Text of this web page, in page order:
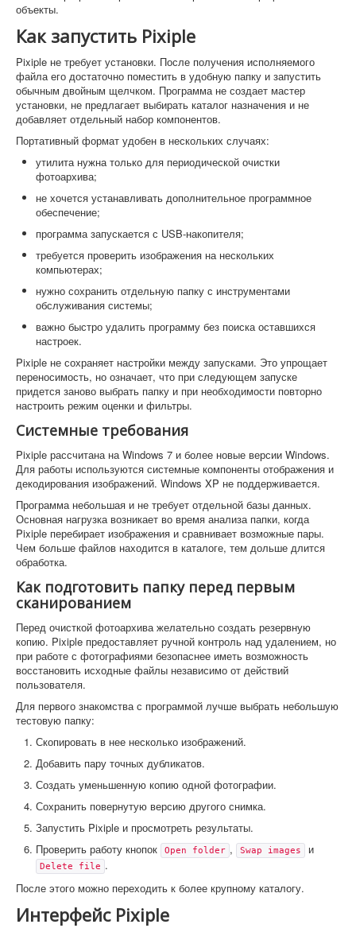
объекты.
Как запустить Pixiple
Pixiple не требует установки. После получения исполняемого
файла его достаточно поместить в удобную папку и запустить
обычным двойным щелчком. Программа не создает мастер
установки, не предлагает выбирать каталог назначения и не
добавляет отдельный набор компонентов.
Портативный формат удобен в нескольких случаях:
утилита нужна только для периодической очистки
фотоархива;
не хочется устанавливать дополнительное программное
обеспечение;
программа запускается с USB-накопителя;
требуется проверить изображения на нескольких
компьютерах;
нужно сохранить отдельную папку с инструментами
обслуживания системы;
важно быстро удалить программу без поиска оставшихся
настроек.
Pixiple не сохраняет настройки между запусками. Это упрощает
переносимость, но означает, что при следующем запуске
придется заново выбрать папку и при необходимости повторно
настроить режим оценки и фильтры.
Системные требования
Pixiple рассчитана на Windows 7 и более новые версии Windows.
Для работы используются системные компоненты отображения и
декодирования изображений. Windows XP не поддерживается.
Программа небольшая и не требует отдельной базы данных.
Основная нагрузка возникает во время анализа папки, когда
Pixiple перебирает изображения и сравнивает возможные пары.
Чем больше файлов находится в каталоге, тем дольше длится
обработка.
Как подготовить папку перед первым
сканированием
Перед очисткой фотоархива желательно создать резервную
копию. Pixiple предоставляет ручной контроль над удалением, но
при работе с фотографиями безопаснее иметь возможность
восстановить исходные файлы независимо от действий
пользователя.
Для первого знакомства с программой лучше выбрать небольшую
тестовую папку:
Скопировать в нее несколько изображений.
Добавить пару точных дубликатов.
Создать уменьшенную копию одной фотографии.
Сохранить повернутую версию другого снимка.
Запустить Pixiple и просмотреть результаты.
Проверить работу кнопок
Open folder , Swap images и
Delete file .
После этого можно переходить к более крупному каталогу.
Интерфейс Pixiple